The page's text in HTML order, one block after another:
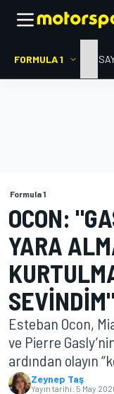
FORMULA 1 ANA
Formula 1
OCON:
YARA
SEVINDIM"
Esteban Ocon,
ve Pierre
ardından olayın
Zeynep Taş
Yayın tarihi: 5 May